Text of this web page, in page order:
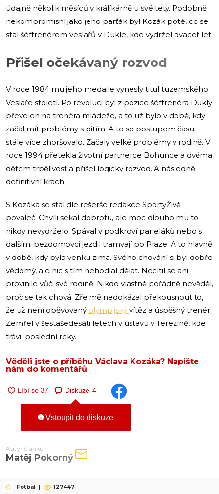
údajně několik měsíců v králíkárně u své tety. Podobně
nekompromisní jako jeho parťák byl Kozák poté, co se
stal šéftrenérem veslařů v Dukle, kde vydržel dvacet let.
Přišel očekávaný rozvod
V roce 1984 mu jeho medaile vynesly titul tuzemského
Veslaře století. Po revoluci byl z pozice šéftrenéra Dukly
převelen na trenéra mládeže, a to už bylo v době, kdy
začal mít problémy s pitím. A to se postupem času
stále více zhoršovalo. Začaly velké problémy v rodině. V
roce 1994 přetekla životní partnerce Bohunce a dvěma
dětem trpělivost a přišel logicky rozvod. A následně
definitivní krach.
S Kozáka se stal dle rešerše redakce SportyŽivě
povaleč. Chvíli sekal dobrotu, ale moc dlouho mu to
nikdy nevydrželo. Spával v podkroví paneláků nebo s
dalšími bezdomovci jezdil tramvají po Praze. A to hlavně
v době, kdy byla venku zima. Svého chování si byl dobře
vědomý, ale nic s tím nehodlal dělat. Necítil se ani
provinile vůči své rodině. Nikdo vlastně pořádně nevěděl,
proč se tak chová. Zřejmě nedokázal překousnout to,
že už není opěvovaný olympijský vítěz a úspěšný trenér.
Zemřel v šestašedesáti letech v ústavu v Terezíně, kde
trávil poslední roky.
Věděli jste o příběhu Václava Kozáka? Napište
nám do komentářů
Diskuze 4
Vstoupit do diskuze
Autor článku
Matěj Pokorný
Fotbal | 127447